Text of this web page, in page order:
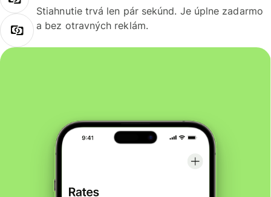
Stiahnutie trvá len pár sekúnd. Je úplne zadarmo
a bez otravných reklám.